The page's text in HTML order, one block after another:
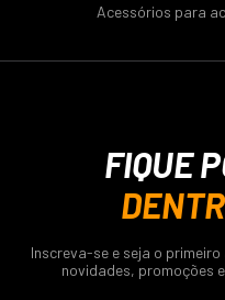
Acessórios para
FIQUE
Inscreva-se e seja o
novidades, promoções